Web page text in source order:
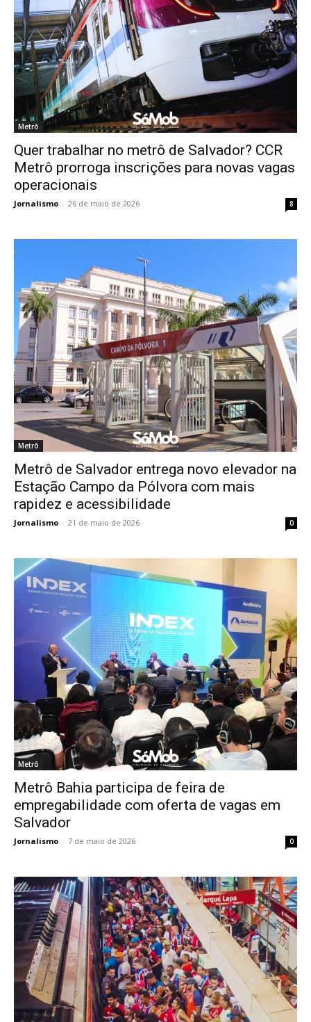
Metrô
Quer trabalhar no metrô de Salvador? CCR
Metrô prorroga inscrições para novas vagas
operacionais
Jornalismo - 26 de maio de 2026 8
Metrô
Metrô de Salvador entrega novo elevador na
Estação Campo da Pólvora com mais
rapidez e acessibilidade
Jornalismo - 21 de maio de 2026 0
Metrô
Metrô Bahia participa de feira de
empregabilidade com oferta de vagas em
Salvador
Jornalismo - 7 de maio de 2026 0